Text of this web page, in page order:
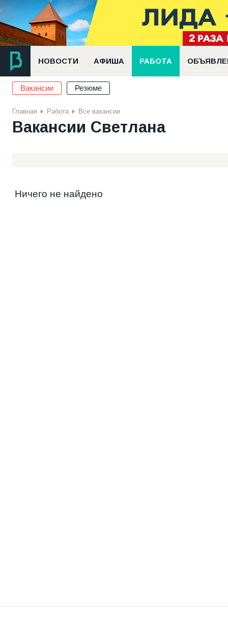
НОВОСТИ АФИША РАБОТА
Вакансии Резюме
Главная Работа Все вакансии
Вакансии Светлана
Ничего не найдено